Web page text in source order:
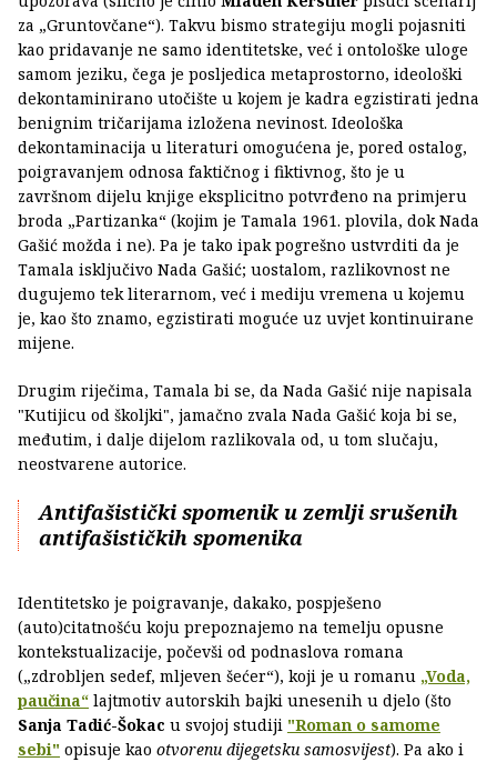
za „Gruntovčane“). Takvu bismo strategiju mogli pojasniti
kao pridavanje ne samo identitetske, već i ontološke uloge
samom jeziku, čega je posljedica metaprostorno, ideološki
dekontaminirano utočište u kojem je kadra egzistirati jedna
benignim tričarijama izložena nevinost. Ideološka
dekontaminacija u literaturi omogućena je, pored ostalog,
poigravanjem odnosa faktičnog i fiktivnog, što je u
završnom dijelu knjige eksplicitno potvrđeno na primjeru
broda „Partizanka“ (kojim je Tamala 1961. plovila, dok Nada
Gašić možda i ne). Pa je tako ipak pogrešno ustvrditi da je
Tamala isključivo Nada Gašić; uostalom, razlikovnost ne
dugujemo tek literarnom, već i mediju vremena u kojemu
je, kao što znamo, egzistirati moguće uz uvjet kontinuirane
mijene.
Drugim riječima, Tamala bi se, da Nada Gašić nije napisala
"Kutijicu od školjki", jamačno zvala Nada Gašić koja bi se,
međutim, i dalje dijelom razlikovala od, u tom slučaju,
neostvarene autorice.
Antifašistički spomenik u zemlji srušenih
antifašističkih spomenika
Identitetsko je poigravanje, dakako, pospješeno
(auto)citatnošću koju prepoznajemo na temelju opusne
kontekstualizacije, počevši od podnaslova romana
(„zdrobljen sedef, mljeven šećer“), koji je u romanu „Voda,
paučina“ lajtmotiv autorskih bajki unesenih u djelo (što
Sanja Tadić-Šokac u svojoj studiji "Roman o samome
sebi" opisuje kao otvorenu dijegetsku samosvijest). Pa ako i